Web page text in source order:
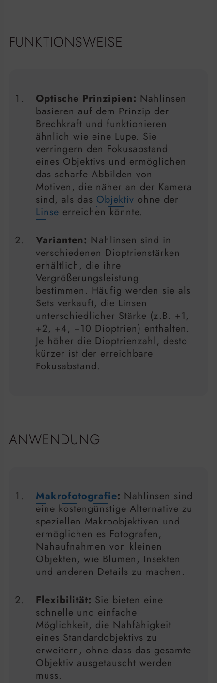
FUNKTIONSWEISE
Optische Prinzipien: Nahlinsen
basieren auf dem Prinzip der
Brechkraft und funktionieren
ähnlich wie eine Lupe. Sie
verringern den Fokusabstand
eines Objektivs und ermöglichen
das scharfe Abbilden von
Motiven, die näher an der Kamera
sind, als das Objektiv ohne der
Linse erreichen könnte.
Varianten: Nahlinsen sind in
verschiedenen Dioptrienstärken
erhältlich, die ihre
Vergrößerungsleistung
bestimmen. Häufig werden sie als
Sets verkauft, die Linsen
unterschiedlicher Stärke (z.B. +1,
+2, +4, +10 Dioptrien) enthalten.
Je höher die Dioptrienzahl, desto
kürzer ist der erreichbare
Fokusabstand.
ANWENDUNG
Makrofotografie: Nahlinsen sind
eine kostengünstige Alternative zu
speziellen Makroobjektiven und
ermöglichen es Fotografen,
Nahaufnahmen von kleinen
Objekten, wie Blumen, Insekten
und anderen Details zu machen.
Flexibilität: Sie bieten eine
schnelle und einfache
Möglichkeit, die Nahfähigkeit
eines Standardobjektivs zu
erweitern, ohne dass das gesamte
Objektiv ausgetauscht werden
muss.